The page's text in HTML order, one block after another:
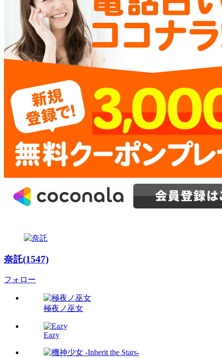
奈託(1547)
フォロー
極夜ノ巫女
Eazy